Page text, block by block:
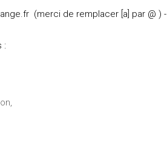
(merci de remplacer [a] par @ ) -
: